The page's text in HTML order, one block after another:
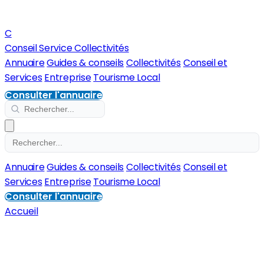
C
Conseil Service Collectivités
AnnuaireGuides & conseilsCollectivitésConseil et
ServicesEntreprise Tourisme Local
Consulter l'annuaire
AnnuaireGuides & conseilsCollectivitésConseil et
ServicesEntreprise Tourisme Local
Consulter l'annuaire
Accueil